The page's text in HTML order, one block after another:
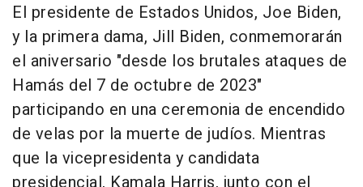
El presidente de Estados Unidos, Joe Biden,
y la primera dama, Jill Biden, conmemorarán
el aniversario "desde los brutales ataques de
Hamás del 7 de octubre de 2023"
participando en una ceremonia de encendido
de velas por la muerte de judíos. Mientras
que la vicepresidenta y candidata